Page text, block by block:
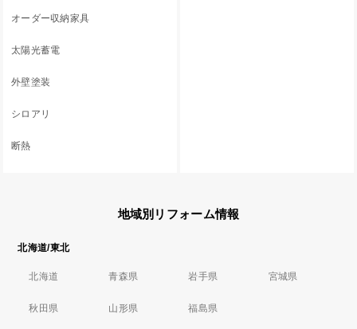
オーダー収納家具
太陽光蓄電
外壁塗装
シロアリ
断熱
地域別リフォーム情報
北海道/東北
北海道 青森県 岩手県 宮城県
秋田県 山形県 福島県